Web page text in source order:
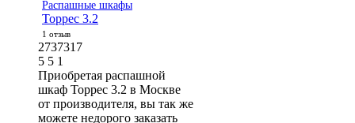
Распашные шкафы
Торрес 3.2
1 отзыв
2737317
5 5 1
Приобретая распашной
шкаф Торрес 3.2 в Москве
от производителя, вы так же
можете недорого заказать